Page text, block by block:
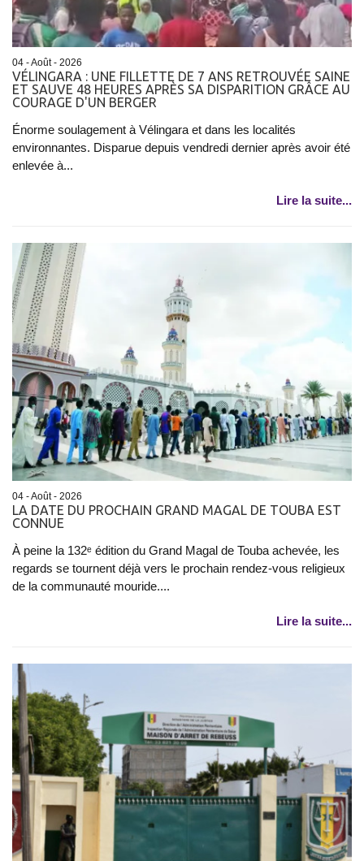
04 - Août - 2026
VÉLINGARA : UNE FILLETTE DE 7 ANS RETROUVÉE SAINE
ET SAUVE 48 HEURES APRÈS SA DISPARITION GRÂCE AU
COURAGE D'UN BERGER
Énorme soulagement à Vélingara et dans les localités
environnantes. Disparue depuis vendredi dernier après avoir été
enlevée à...
Lire la suite...
04 - Août - 2026
LA DATE DU PROCHAIN GRAND MAGAL DE TOUBA EST
CONNUE
À peine la 132ᵉ édition du Grand Magal de Touba achevée, les
regards se tournent déjà vers le prochain rendez-vous religieux
de la communauté mouride....
Lire la suite...